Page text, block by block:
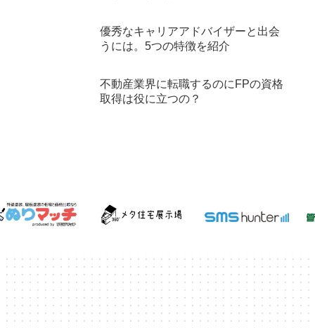
優秀なキャリアアドバイザーと出会
うには。5つの特徴を紹介
不動産業界に転職するのにFPの資格
取得は役に立つの？